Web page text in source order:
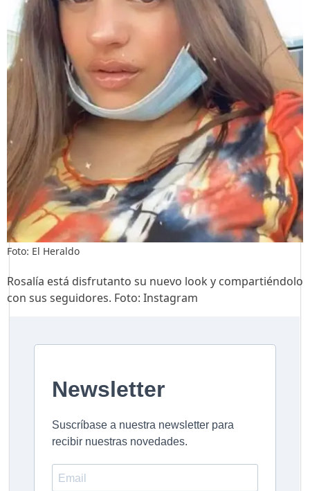
Foto: El Heraldo
Rosalía está disfrutanto su nuevo look y compartiéndolo
con sus seguidores. Foto: Instagram